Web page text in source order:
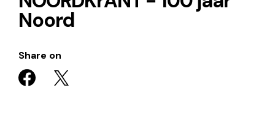
Noord
Share on